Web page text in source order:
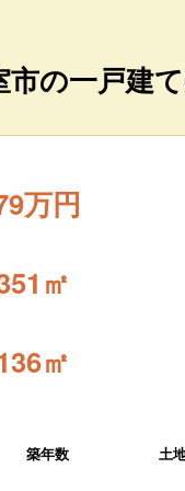
市の一戸建
万円
㎡
㎡
築年数 土